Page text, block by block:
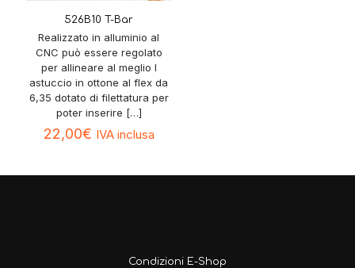
526B10 T-Bar
Realizzato in alluminio al
CNC può essere regolato
per allineare al meglio l
astuccio in ottone al flex da
6,35 dotato di filettatura per
poter inserire […]
22,00€ IVA inclusa
Condizioni E-Shop